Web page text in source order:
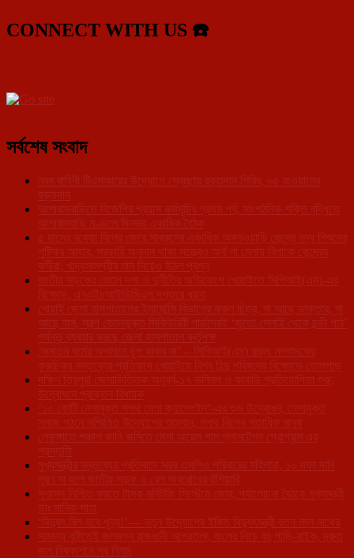
CONNECT WITH US ☎️
সর্বশেষ সংবাদ
নবম বাহিনী টিএসআরের উদ্যোগে স্বেচ্ছায় রক্তদান শিবির, ৬৫ জওয়ানের
রক্তদান
আশারামবাড়িতে বিজেপির প্রয়াস কর্মসূচির প্রথম পর্ব, সাংগঠনিক শক্তি বৃদ্ধিতে
আশারামবাড়ি মণ্ডলে দিনভর একাধিক বৈঠক
৫ মাসের বকেয়া বিলের জেরে সাব্রুমের একাধিক অঙ্গনওয়াড়ি কেন্দ্রে বন্ধ শিশুদের
পুষ্টিকর আহার, সরকারি অনুদান থাকা সত্ত্বেও অর্থ না মেলায় বিপাকে কেন্দ্রের
কর্মীরা, খাদ্যসামগ্রীর মান নিয়েও উঠল প্রশ্ন
জাতীয় সড়কের বেহাল দশা ও দুর্নীতির অভিযোগে খোয়াইতে সিপিআই(এম)-এর
বিক্ষোভ, এনএইচআইডিসিএল দপ্তরে ধরনা
খোয়াই জেলা হাসপাতালের ইমার্জেন্সি বিভাগের করুণ চিত্র, না আছে ডাক্তার, না
আছে নার্স, স্বল্প বেতনভূক্ত সিকিউরিটি গার্ডদেরই ‘জুতো সেলাই থেকে চন্ডী পাঠ’
পর্যন্ত ব্যবহার করছে জেলা হাসপাতাল কর্তৃপক্ষ
‘সনাতন ধর্মের অপমানে চুপ থাকব না’ – সিপিআই(এম) রাজ্য সম্পাদকের
কুরুচিকর মন্তব্যের প্রতিবাদে খোয়াইয়ে বিশ্ব হিন্দু পরিষদের বিক্ষোভে তোলপাড়
দক্ষিণ ত্রিপুরা জেলাভিত্তিক অনূর্ধ্ব-১৭ ভলিবল ও কাবাডি প্রতিযোগিতা শুরু,
উদ্বোধনে প্রাক্তন বিধায়ক
‘১০ কোটি নেশামুক্ত শপথ মেগা ক্যাম্পেইন’-এর শুভ উদ্বোধন, নেশামুক্ত
সমাজ গঠনে সম্মিলিত উদ্যোগের আহ্বান, শপথ নিলেন শতাধিক মানুষ
লেফুঙ্গাতে পঞ্চাশ কানি জমিতে মেগা অয়েল পাম প্লানটেশন প্রোগ্রাম এর
প্রস্তুতি
মুখ্যমন্ত্রীর মন্তব্যের প্রতিবাদে সরব এসপিও পরিবারের মহিলারা, ১০ দফা দাবি
পূরণ না হলে জাতীয় সড়ক ও রেল অবরোধের হুঁশিয়ারি
সুশাসন নিশ্চিত করতে টাস্ক মনিটরিং সিস্টেমে জোর, পর্যালোচনা বৈঠকে মুখ্যমন্ত্রী
ডাঃ মানিক সাহা
‘বিদ্যুৎ বিল হবে শূন্য!’— নতুন উদ্যোগের ইঙ্গিত বিদ্যুৎমন্ত্রী রতন লাল নাথের
সামান্য বৃষ্টিতেই জলমগ্ন রাজধানী আগরতলা, জলের নিচে বহু গাড়ি-বাইক, দ্রুত
জল নিষ্কাশনে পুর নিগম